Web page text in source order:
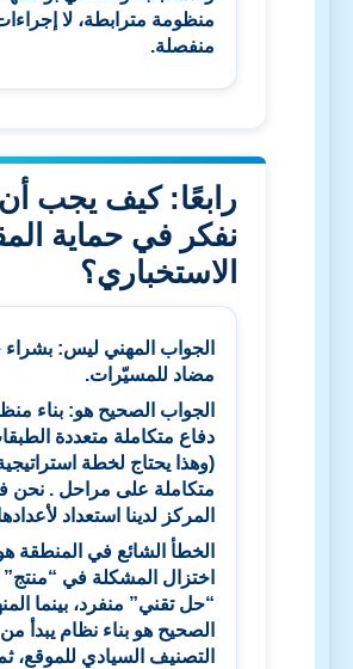
منظومة مترابطة، لا
منفصلة.
رابعًا: كيف يجب أن
نفكر في حماية
الاستخباري؟
الجواب المهني ليس: بشراء
مضاد للمسيّرات.
الجواب الصحيح هو: بناء
دفاع متكاملة متعددة
(وهذا يحتاج لخطة
متكاملة على مراحل . نحن
المركز لدينا استعداد
الخطأ الشائع في المنطقة
اختزال المشكلة في “منتج”
“حل تقني” منفرد، بينما
الصحيح هو بناء نظام يبدأ من
التصنيف السيادي للموقع،